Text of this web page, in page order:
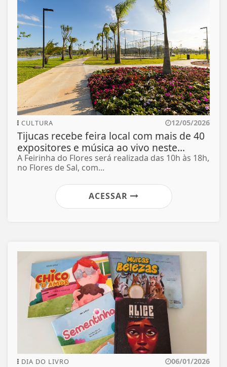
CULTURA 12/05/2026
Tijucas recebe feira local com mais de 40
expositores e música ao vivo neste...
A Feirinha do Flores será realizada das 10h às 18h,
no Flores de Sal, com...
ACESSAR
DIA DO LIVRO 06/01/2026